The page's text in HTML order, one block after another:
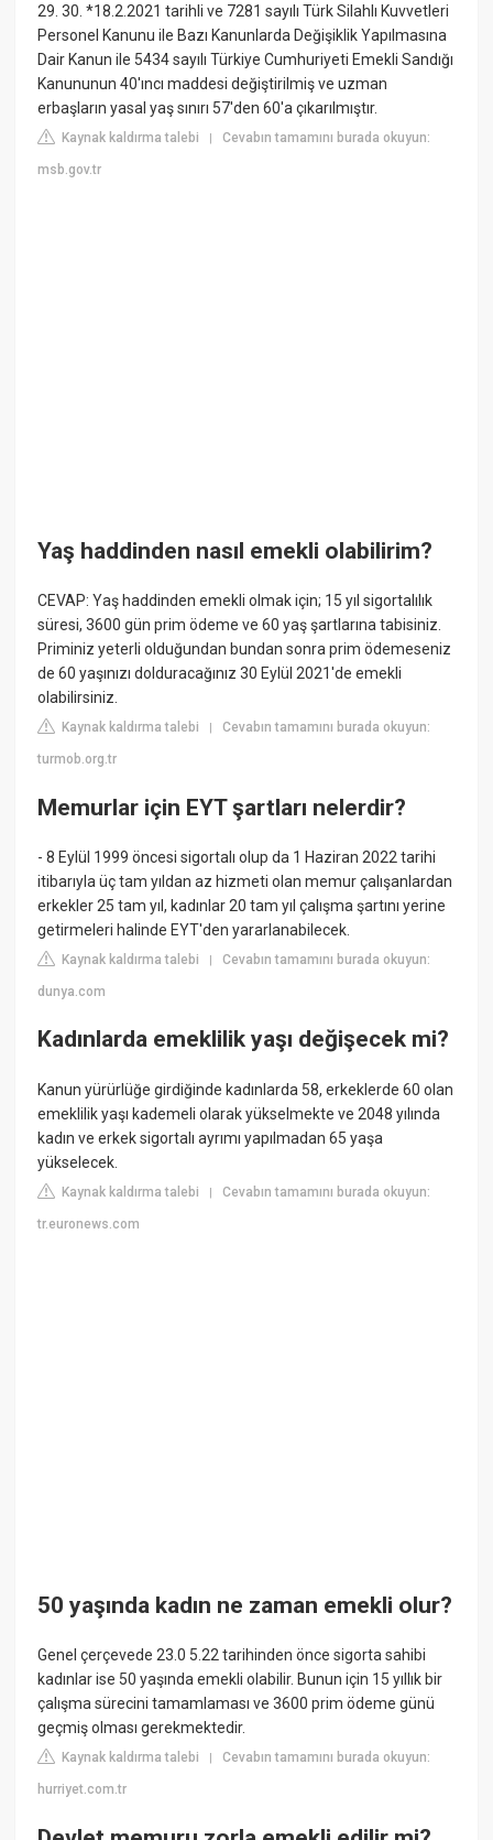
29. 30. *18.2.2021 tarihli ve 7281 sayılı Türk Silahlı Kuvvetleri
Personel Kanunu ile Bazı Kanunlarda Değişiklik Yapılmasına
Dair Kanun ile 5434 sayılı Türkiye Cumhuriyeti Emekli Sandığı
Kanununun 40'ıncı maddesi değiştirilmiş ve uzman
erbaşların yasal yaş sınırı 57'den 60'a çıkarılmıştır.
Kaynak kaldırma talebi |Cevabın tamamını burada okuyun:
msb.gov.tr
Yaş haddinden nasıl emekli olabilirim?
CEVAP: Yaş haddinden emekli olmak için; 15 yıl sigortalılık
süresi, 3600 gün prim ödeme ve 60 yaş şartlarına tabisiniz.
Priminiz yeterli olduğundan bundan sonra prim ödemeseniz
de 60 yaşınızı dolduracağınız 30 Eylül 2021'de emekli
olabilirsiniz.
Kaynak kaldırma talebi |Cevabın tamamını burada okuyun:
turmob.org.tr
Memurlar için EYT şartları nelerdir?
- 8 Eylül 1999 öncesi sigortalı olup da 1 Haziran 2022 tarihi
itibarıyla üç tam yıldan az hizmeti olan memur çalışanlardan
erkekler 25 tam yıl, kadınlar 20 tam yıl çalışma şartını yerine
getirmeleri halinde EYT'den yararlanabilecek.
Kaynak kaldırma talebi |Cevabın tamamını burada okuyun:
dunya.com
Kadınlarda emeklilik yaşı değişecek mi?
Kanun yürürlüğe girdiğinde kadınlarda 58, erkeklerde 60 olan
emeklilik yaşı kademeli olarak yükselmekte ve 2048 yılında
kadın ve erkek sigortalı ayrımı yapılmadan 65 yaşa
yükselecek.
Kaynak kaldırma talebi |Cevabın tamamını burada okuyun:
tr.euronews.com
50 yaşında kadın ne zaman emekli olur?
Genel çerçevede 23.0 5.22 tarihinden önce sigorta sahibi
kadınlar ise 50 yaşında emekli olabilir. Bunun için 15 yıllık bir
çalışma sürecini tamamlaması ve 3600 prim ödeme günü
geçmiş olması gerekmektedir.
Kaynak kaldırma talebi |Cevabın tamamını burada okuyun:
hurriyet.com.tr